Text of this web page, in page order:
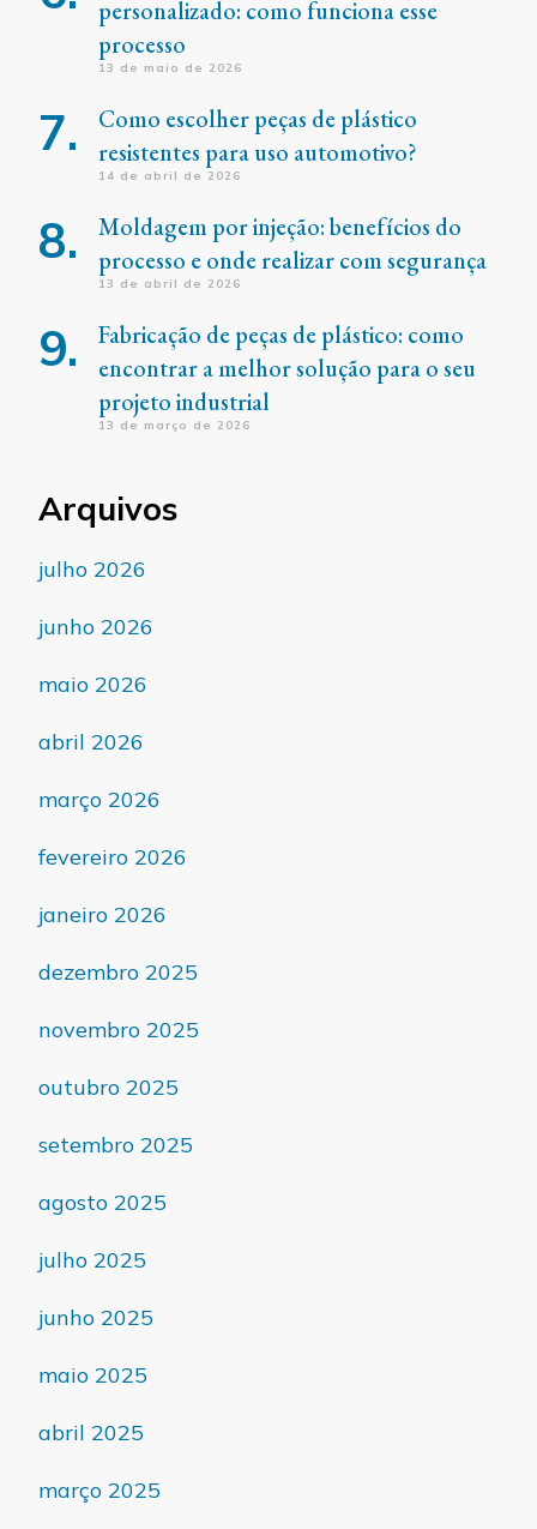
personalizado: como funciona esse
processo
13 de maio de 2026
Como escolher peças de plástico
resistentes para uso automotivo?
14 de abril de 2026
Moldagem por injeção: benefícios do
processo e onde realizar com segurança
13 de abril de 2026
Fabricação de peças de plástico: como
encontrar a melhor solução para o seu
projeto industrial
13 de março de 2026
Arquivos
julho 2026
junho 2026
maio 2026
abril 2026
março 2026
fevereiro 2026
janeiro 2026
dezembro 2025
novembro 2025
outubro 2025
setembro 2025
agosto 2025
julho 2025
junho 2025
maio 2025
abril 2025
março 2025